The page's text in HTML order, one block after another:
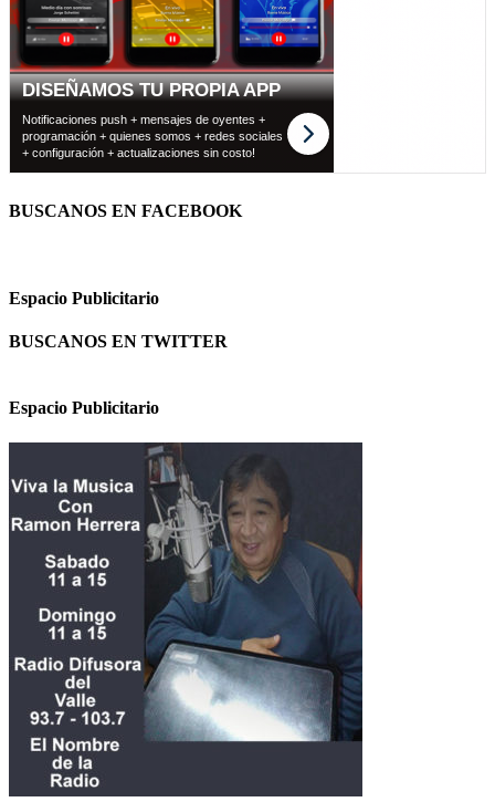
BUSCANOS EN FACEBOOK
Espacio Publicitario
BUSCANOS EN TWITTER
Espacio Publicitario